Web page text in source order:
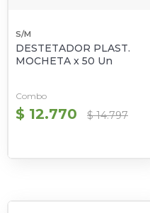
S/M
DESTETADOR PLAST.
MOCHETA x 50 Un
Combo
$ 12.770 $ 14.797